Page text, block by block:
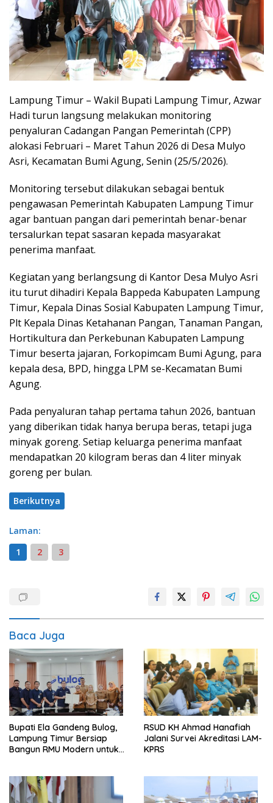
Lampung Timur – Wakil Bupati Lampung Timur, Azwar
Hadi turun langsung melakukan monitoring
penyaluran Cadangan Pangan Pemerintah (CPP)
alokasi Februari – Maret Tahun 2026 di Desa Mulyo
Asri, Kecamatan Bumi Agung, Senin (25/5/2026).
Monitoring tersebut dilakukan sebagai bentuk
pengawasan Pemerintah Kabupaten Lampung Timur
agar bantuan pangan dari pemerintah benar-benar
tersalurkan tepat sasaran kepada masyarakat
penerima manfaat.
Kegiatan yang berlangsung di Kantor Desa Mulyo Asri
itu turut dihadiri Kepala Bappeda Kabupaten Lampung
Timur, Kepala Dinas Sosial Kabupaten Lampung Timur,
Plt Kepala Dinas Ketahanan Pangan, Tanaman Pangan,
Hortikultura dan Perkebunan Kabupaten Lampung
Timur beserta jajaran, Forkopimcam Bumi Agung, para
kepala desa, BPD, hingga LPM se-Kecamatan Bumi
Agung.
Pada penyaluran tahap pertama tahun 2026, bantuan
yang diberikan tidak hanya berupa beras, tetapi juga
minyak goreng. Setiap keluarga penerima manfaat
mendapatkan 20 kilogram beras dan 4 liter minyak
goreng per bulan.
Berikutnya
Laman:
1
2 3
Baca Juga
Bupati Ela Gandeng Bulog,
Lampung Timur Bersiap
Bangun RMU Modern untuk
RSUD KH Ahmad Hanafiah
Jalani Survei Akreditasi LAM-
KPRS